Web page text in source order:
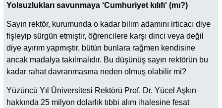
Yolsuzlukları savunmaya ‘Cumhuriyet kılıfı' (mı?)
Sayın rektör, kurumunda o kadar bilim adamını irticacı diye
fişleyip sürgün etmiştir, öğrencilere karşı dinci veya değil
diye ayırım yapmıştır, bütün bunlara rağmen kendisine
ancak madalya takılmalıdır. Bu düşünüş sayın rektörün bu
kadar rahat davranmasına neden olmuş olabilir mi?
Yüzüncü Yıl Üniversitesi Rektörü Prof. Dr. Yücel Aşkın
hakkında 25 milyon dolarlık tıbbi alım ihalesine fesat